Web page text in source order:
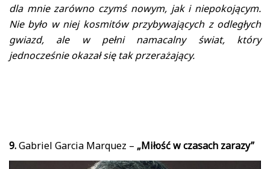
dla mnie zarówno czymś nowym, jak i niepokojącym.
Nie było w niej kosmitów przybywających z odległych
gwiazd, ale w pełni namacalny świat, który
jednocześnie okazał się tak przerażający.
9.Gabriel Garcia Marquez – „Miłość w czasach zarazy”